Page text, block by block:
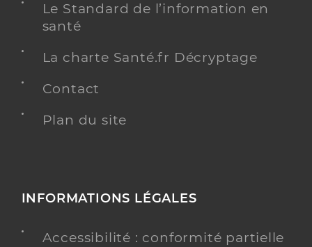
Le Standard de l’information en
santé
La charte Santé.fr Décryptage
Contact
Plan du site
INFORMATIONS LÉGALES
Accessibilité : conformité partielle